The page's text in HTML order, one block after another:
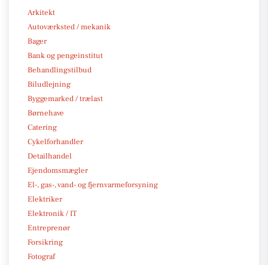
Arkitekt
Autoværksted / mekanik
Bager
Bank og pengeinstitut
Behandlingstilbud
Biludlejning
Byggemarked / trælast
Børnehave
Catering
Cykelforhandler
Detailhandel
Ejendomsmægler
El-, gas-, vand- og fjernvarmeforsyning
Elektriker
Elektronik / IT
Entreprenør
Forsikring
Fotograf